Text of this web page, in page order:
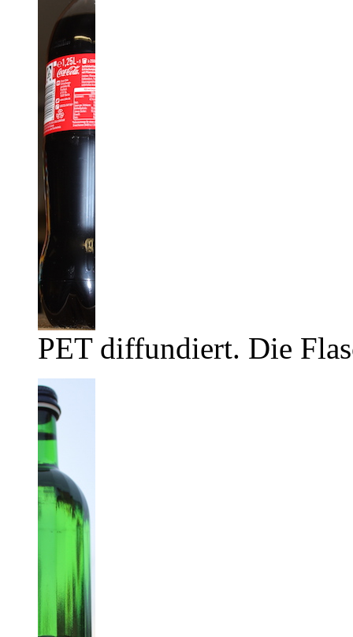
PET diffundiert. Die